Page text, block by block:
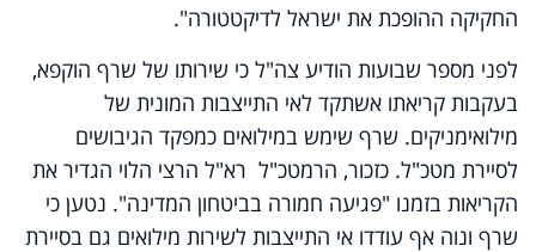
החקיקה ההופכת את ישראל לדיקטטורה".
לפני מספר שבועות הודיע צה"ל כי שירותו של שרף הוקפא,
בעקבות קריאתו אשתקד לאי התייצבות המונית של
מילואימניקים. שרף שימש במילואים כמפקד הגיבושים
לסיירת מטכ"ל. כזכור, הרמטכ"ל רא"ל הרצי הלוי הגדיר את
הקריאות בזמנו "פגיעה חמורה בביטחון המדינה". נטען כי
שרף ונוה אף עודדו אי התייצבות לשירות מילואים גם בסיירת